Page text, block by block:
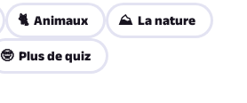
🐈 Animaux ⛰️ La nature
🤓 Plus de quiz